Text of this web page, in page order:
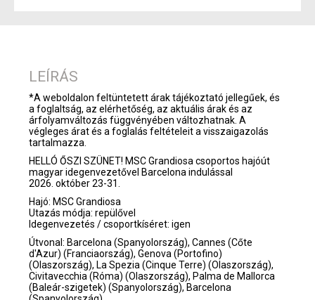
LEÍRÁS
*A weboldalon feltüntetett árak tájékoztató jellegűek, és
a foglaltság, az elérhetőség, az aktuális árak és az
árfolyamváltozás függvényében változhatnak. A
végleges árat és a foglalás feltételeit a visszaigazolás
tartalmazza.
HELLÓ ŐSZI SZÜNET! MSC Grandiosa csoportos hajóút
magyar idegenvezetővel Barcelona indulással
2026. október 23-31.
Hajó: MSC Grandiosa
Utazás módja: repülővel
Idegenvezetés / csoportkíséret: igen
Útvonal: Barcelona (Spanyolország), Cannes (Cőte
d'Azur) (Franciaország), Genova (Portofino)
(Olaszország), La Spezia (Cinque Terre) (Olaszország),
Civitavecchia (Róma) (Olaszország), Palma de Mallorca
(Baleár-szigetek) (Spanyolország), Barcelona